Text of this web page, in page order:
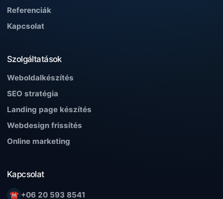
Referenciák
Kapcsolat
Szolgáltatások
Weboldalkészítés
SEO stratégia
Landing page készítés
Webdesign frissítés
Online marketing
Kapcsolat
☎ +06 20 593 8541